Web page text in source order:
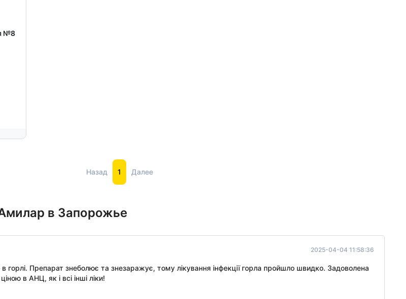
№8
Назад 1 Далее
в Запорожье
2025-04-04 11:58:36
горлі. Препарат знеболює та знезаражує, тому лікування інфекції горла пройшло швидко. Задоволена
в АНЦ, як і всі інші ліки!